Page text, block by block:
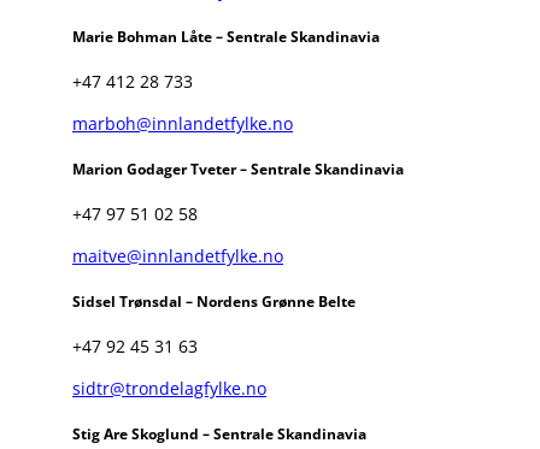
Marie Bohman Låte – Sentrale Skandinavia
+47 412 28 733
marboh@innlandetfylke.no
Marion Godager Tveter – Sentrale Skandinavia
+47 97 51 02 58
maitve@innlandetfylke.no
Sidsel Trønsdal – Nordens Grønne Belte
+47 92 45 31 63
sidtr@trondelagfylke.no
Stig Are Skoglund – Sentrale Skandinavia